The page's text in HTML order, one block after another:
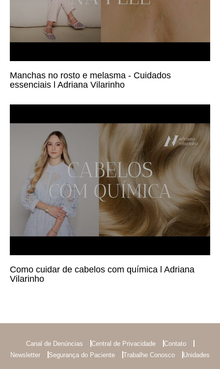
Manchas no rosto e melasma - Cuidados
essenciais l Adriana Vilarinho
Como cuidar de cabelos com química l Adriana
Vilarinho
Canal de Denúncias Central de Privacidade
Contato
Newsletter
Segurança do Paciente Trabalhe Conosco Unidades